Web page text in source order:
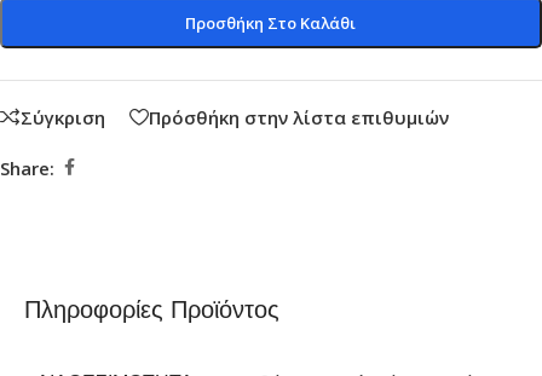
Προσθήκη Στο Καλάθι
Σύγκριση Πρόσθήκη στην λίστα επιθυμιών
Share:
Πληροφορίες Προϊόντος